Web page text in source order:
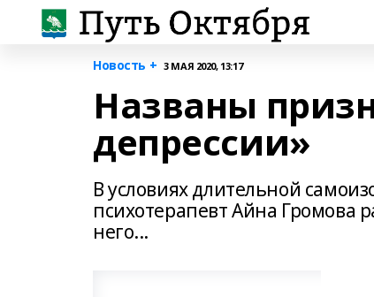
Новость + 3 МАЯ 2020, 13:17
Названы
депрессии»
В условиях длительной
психотерапевт Айна Громова
него...